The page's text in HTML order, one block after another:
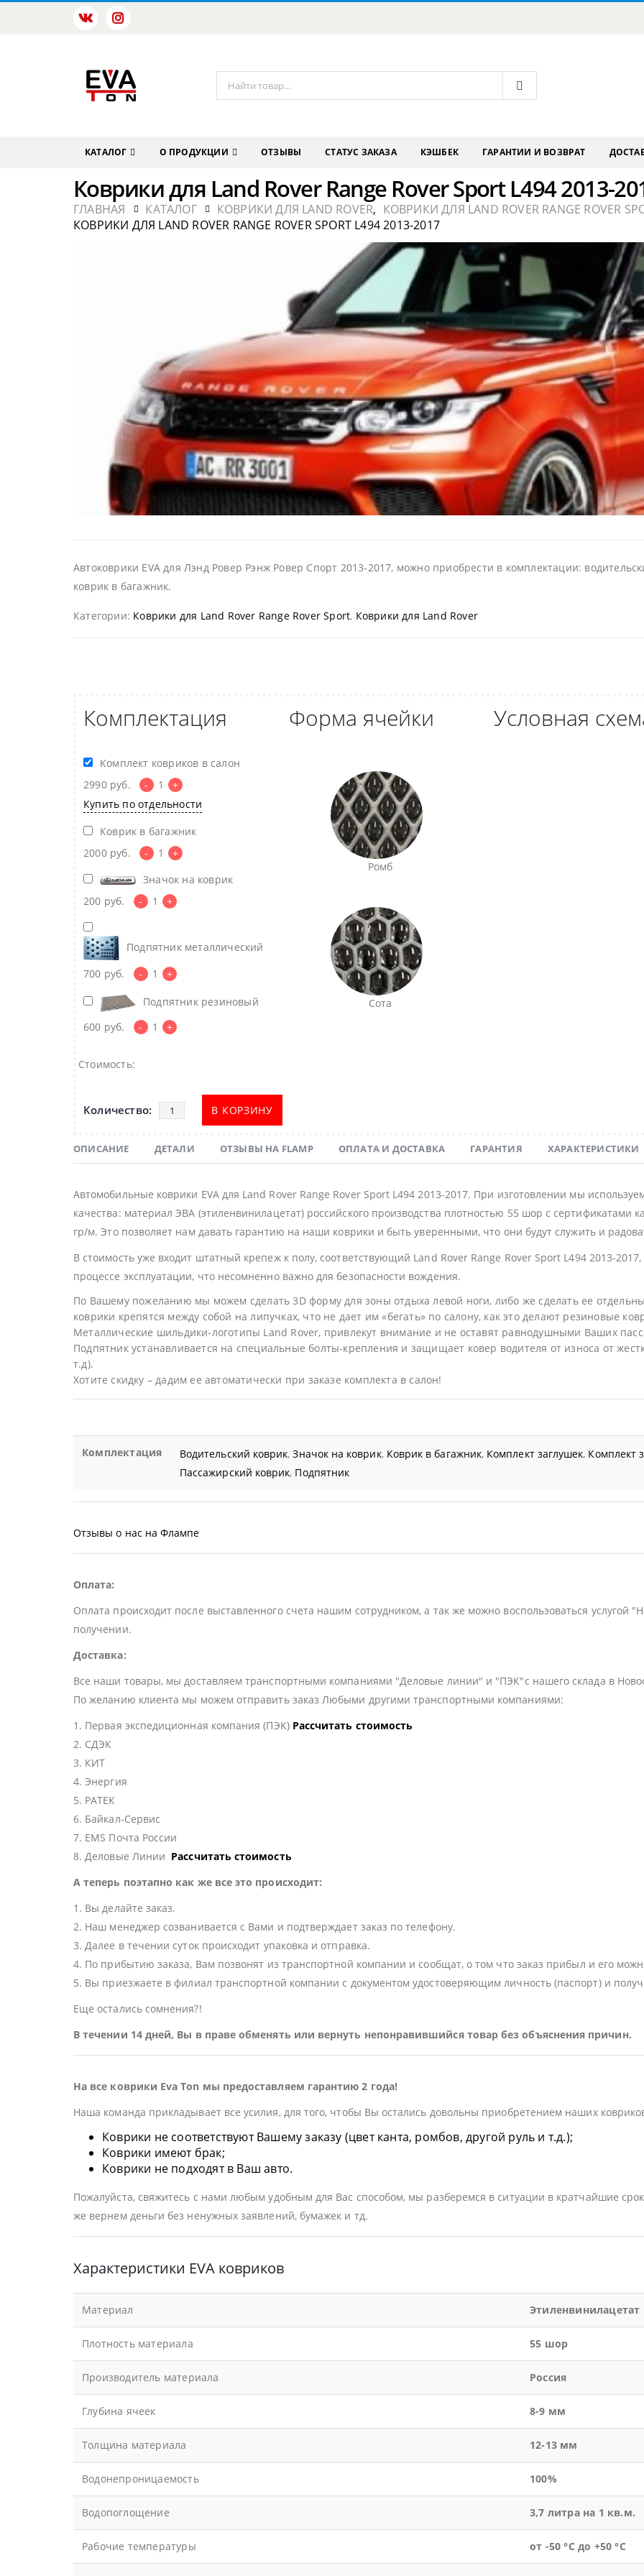
КАТАЛОГ О ПРОДУКЦИИ ОТЗЫВЫ СТАТУС ЗАКАЗА КЭШБЕК ГАРАНТИИ И ВОЗВРАТ
Коврики для Land Rover Range Rover Sport L494 2013-
ГЛАВНАЯ КАТАЛОГ КОВРИКИ ДЛЯ LAND ROVER, КОВРИКИ ДЛЯ LAND ROVER RANGE ROVER
КОВРИКИ ДЛЯ LAND ROVER RANGE ROVER SPORT L494 2013-2017
Автоковрики EVA для Лэнд Ровер Рэнж Ровер Спорт 2013-2017, можно приобрести в комплектации:
коврик в багажник.
Категории: Коврики для Land Rover Range Rover Sport, Коврики для Land Rover
Комплектация
Комплект ковриков в салон
2990 руб. - 1
+
Купить по отдельности
Коврик в багажник
2000 руб. - 1
+
Значок на коврик
200 руб. - 1 +
Подпятник металлический
700 руб. - 1 +
Подпятник резиновый
600 руб. - 1 +
Форма ячейки
Ромб
Сота
Условная
Стоимость:
В КОРЗИНУ
ОПИСАНИЕ ДЕТАЛИ ОТЗЫВЫ НА FLAMP ОПЛАТА И ДОСТАВКА ГАРАНТИЯ ХАРАКТЕРИСТИКИ
Автомобильные коврики EVA для Land Rover Range Rover Sport L494 2013-2017. При изготовлении мы
качества: материал ЭВА (этиленвинилацетат) российского производства плотностью 55 шор с сертификатами
гр/м. Это позволяет нам давать гарантию на наши коврики и быть уверенными, что они будут служить и
В стоимость уже входит штатный крепеж к полу, соответствующий Land Rover Range Rover Sport L494 2013-
процессе эксплуатации, что несомненно важно для безопасности вождения.
По Вашему пожеланию мы можем сделать 3D форму для зоны отдыха левой ноги, либо же сделать ее
коврики крепятся между собой на липучках, что не дает им «бегать» по салону, как это делают резиновые
Металлические шильдики-логотипы Land Rover, привлекут внимание и не оставят равнодушными Ваших
Подпятник устанавливается на специальные болты-крепления и защищает ковер водителя от износа от
т.д).
Хотите скидку – дадим ее автоматически при заказе комплекта в салон!
Комплектация Водительский коврик,Значок на коврик, Коврик в багажник, Комплект заглушек, Комплект
Пассажирский коврик, Подпятник
Отзывы о нас на Флампе
Оплата:
Оплата происходит после выставленного счета нашим сотрудником, а так же можно воспользоваться
получении.
Доставка:
Все наши товары, мы доставляем транспортными компаниями "Деловые линии" и "ПЭК"с нашего склада в
По желанию клиента мы можем отправить заказ Любыми другими транспортными компаниями:
1. Первая экспедиционная компания (ПЭК) Рассчитать стоимость
2. СДЭК
3. КИТ
4. Энергия
5. РАТЕК
6. Байкал-Сервис
7. EMS Почта России
8. Деловые Линии Рассчитать стоимость
А теперь поэтапно как же все это происходит:
1. Вы делайте заказ.
2. Наш менеджер созванивается с Вами и подтверждает заказ по телефону.
3. Далее в течении суток происходит упаковка и отправка.
4. По прибытию заказа, Вам позвонят из транспортной компании и сообщат, о том что заказ прибыл и его
5. Вы приезжаете в филиал транспортной компании с документом удостоверяющим личность (паспорт) и
Еще остались сомнения?!
В течении 14 дней, Вы в праве обменять или вернуть непонравившийся товар без объяснения причин.
На все коврики Eva Ton мы предоставляем гарантию 2 года!
Наша команда прикладывает все усилия, для того, чтобы Вы остались довольны приобретением наших
Коврики не соответствуют Вашему заказу (цвет канта, ромбов, другой руль и т.д.);
Коврики имеют брак;
Коврики не подходят в Ваш авто.
Пожалуйста, свяжитесь с нами любым удобным для Вас способом, мы разберемся в ситуации в кратчайшие
же вернем деньги без ненужных заявлений, бумажек и тд.
Характеристики EVA ковриков
Материал Этиленвинилацетат
Плотность материала 55 шор
Производитель материала Россия
Глубина ячеек 8-9 мм
Толщина материала 12-13 мм
Водонепроницаемость 100%
Водопоглощение 3,7 литра на 1 кв.м.
Рабочие температуры от -50 °С до +50 °С